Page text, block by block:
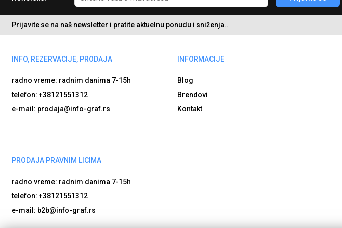
Prijavite se na naš newsletter i pratite aktuelnu ponudu i sniženja..
INFO, REZERVACIJE, PRODAJA
radno vreme: radnim danima 7-15h
telefon: +38121551312
e-mail: prodaja@info-graf.rs
PRODAJA PRAVNIM LICIMA
radno vreme: radnim danima 7-15h
telefon: +38121551312
e-mail: b2b@info-graf.rs
INFORMACIJE
Blog
Brendovi
Kontakt